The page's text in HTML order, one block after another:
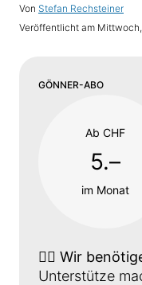
Von Stefan Rechsteiner
Veröffentlicht am
GÖNNER-ABO
Ab CHF
5.–
im Monat
👉🏼 Wir
Unterstütze